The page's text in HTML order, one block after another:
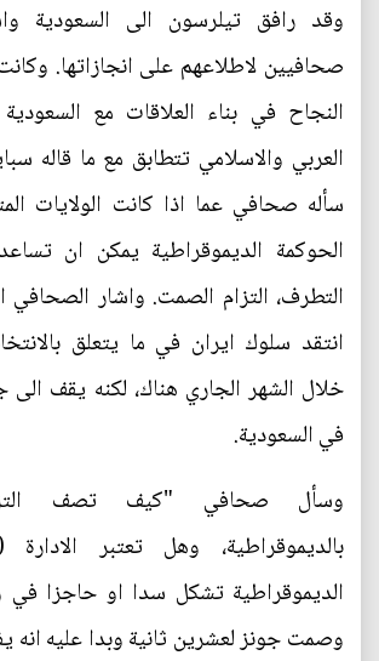
وقد رافق تيلرسون الى السعودية
صحافيين لاطلاعهم على انجازاتها.
النجاح في بناء العلاقات مع السعودية
العربي والاسلامي تتطابق مع ما قاله
سأله صحافي عما اذا كانت الولايات
الحوكمة الديموقراطية يمكن ان
التطرف، التزام الصمت. واشار الصحافي
انتقد سلوك ايران في ما يتعلق
خلال الشهر الجاري هناك، لكنه يقف الى
في السعودية.
وسأل صحافي "كيف تصف
بالديموقراطية، وهل تعتبر الادارة
الديموقراطية تشكل سدا او حاجزا
وصمت جونز لعشرين ثانية وبدا عليه انه